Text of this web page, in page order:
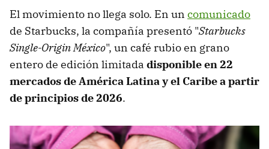
El movimiento no llega solo. En un comunicado
de Starbucks, la compañía presentó "Starbucks
Single-Origin México", un café rubio en grano
entero de edición limitada disponible en 22
mercados de América Latina y el Caribe a partir
de principios de 2026.